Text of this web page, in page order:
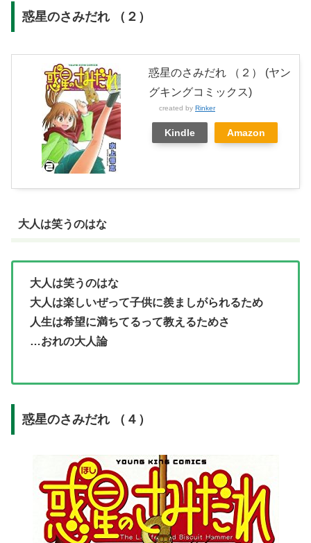
惑星のさみだれ （２）
惑星のさみだれ （２） (ヤン
グキングコミックス)
created by Rinker
Kindle Amazon
大人は笑うのはな
大人は笑うのはな
大人は楽しいぜって子供に羨ましがられるため
人生は希望に満ちてるって教えるためさ
…おれの大人論
惑星のさみだれ （４）